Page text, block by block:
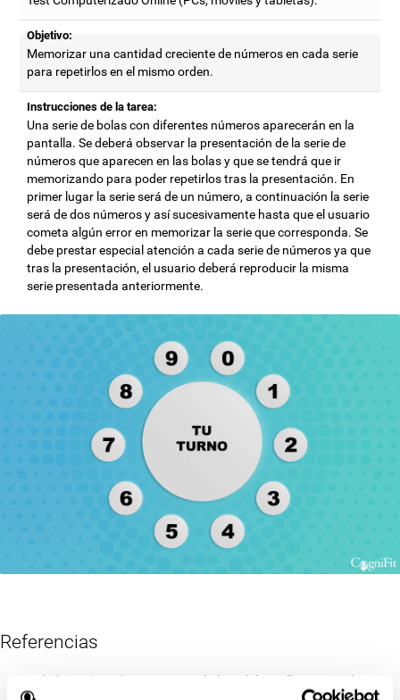
Objetivo:
Memorizar una cantidad creciente de números en cada serie
para repetirlos en el mismo orden.
Instrucciones de la tarea:
Una serie de bolas con diferentes números aparecerán en la
pantalla. Se deberá observar la presentación de la serie de
números que aparecen en las bolas y que se tendrá que ir
memorizando para poder repetirlos tras la presentación. En
primer lugar la serie será de un número, a continuación la serie
será de dos números y así sucesivamente hasta que el usuario
cometa algún error en memorizar la serie que corresponda. Se
debe prestar especial atención a cada serie de números ya que
tras la presentación, el usuario deberá reproducir la misma
serie presentada anteriormente.
Referencias
Wechsler, D. (1997). WAIS-III: Wechsler Adult Intelligence Scale -